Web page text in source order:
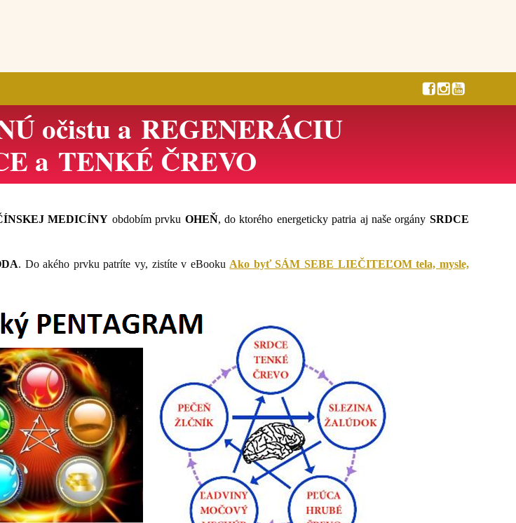
očistu a REGENERÁCIU
a TENKÉ ČREVO
MEDICÍNY obdobím prvku OHEŇ, do ktorého energeticky patria aj naše orgány SRDCE
. Do akého prvku patríte vy, zistíte v eBooku Ako byť SÁM SEBE LIEČITEĽOM tela, mysle,